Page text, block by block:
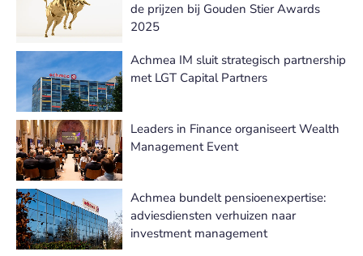
de prijzen bij Gouden Stier Awards
2025
Achmea IM sluit strategisch partnership
met LGT Capital Partners
Leaders in Finance organiseert Wealth
Management Event
Achmea bundelt pensioenexpertise:
adviesdiensten verhuizen naar
investment management